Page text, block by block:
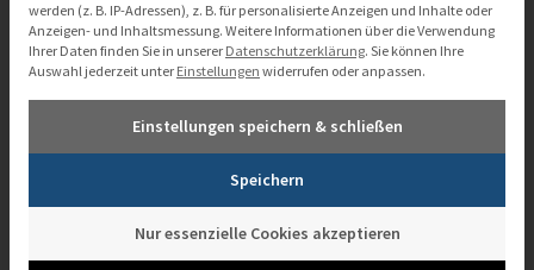
Pentaho User Meeting Vol. 13 – Von
On-Prem in die Cloud: Pentaho-
Migration nach AWS effizient und
zukunftssicher gestalten
werden (z. B. IP-Adressen), z. B. für personalisierte Anzeigen und Inhalte oder
Anzeigen- und Inhaltsmessung. Weitere Informationen über die Verwendung
Ihrer Daten finden Sie in unserer Datenschutzerklärung. Sie können Ihre
Auswahl jederzeit unter Einstellungen widerrufen oder anpassen.
Einstellungen speichern & schließen
Speichern
Nur essenzielle Cookies akzeptieren